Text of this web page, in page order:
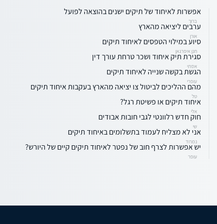
אפשרות לאיחוד של תיקים ישנים בהוצאה לפועל
ברוך
ערבים ליציאה מהארץ
אורן
סיוע במילוי הטפסים לאיחוד תיקים
חנן איפרגאן
סגירת תיק איחוד ושכר טרחת עורך דין
אסתי
הגשת בקשה שנייה לאיחוד תיקים
עופרי
מהם ההליכים לביטול צו יציאה מהארץ בעקבות איחוד תיקים
טל
איחוד תיקים או פשיטת רגל?
אלי
חוק חדש רלוונטי לגבי חובות אבודים
שי
אני לא מצליח לעמוד בתשלומים באיחוד תיקים
נמרוד
יש אפשרות לצרף חוב של נפטר לאיחוד תיקים קיים של היורש?
עופר